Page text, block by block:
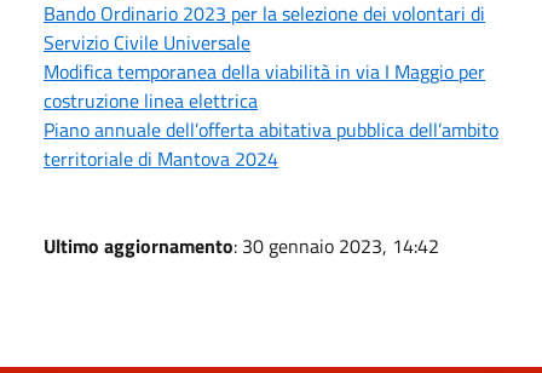
Bando Ordinario 2023 per la selezione dei volontari di
Servizio Civile Universale
Modifica temporanea della viabilità in via I Maggio per
costruzione linea elettrica
Piano annuale dell’offerta abitativa pubblica dell’ambito
territoriale di Mantova 2024
Ultimo aggiornamento: 30 gennaio 2023, 14:42